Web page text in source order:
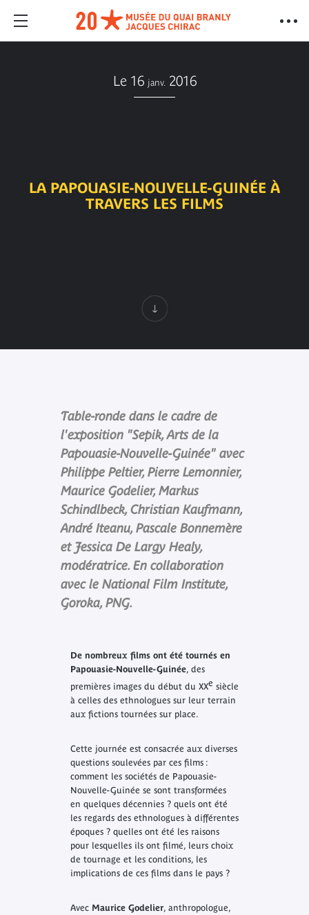
Le 16 janv. 2016
LA PAPOUASIE-NOUVELLE-GUINÉE À
TRAVERS LES FILMS
Table-ronde dans le cadre de
l'exposition "Sepik, Arts de la
Papouasie-Nouvelle-Guinée" avec
Philippe Peltier, Pierre Lemonnier,
Maurice Godelier, Markus
Schindlbeck, Christian Kaufmann,
André Iteanu, Pascale Bonnemère
et Jessica De Largy Healy,
modératrice. En collaboration
avec le National Film Institute,
Goroka, PNG.
De nombreux films ont été tournés en
Papouasie-Nouvelle-Guinée, des
premières images du début du XXe siècle
à celles des ethnologues sur leur terrain
aux fictions tournées sur place.
Cette journée est consacrée aux diverses
questions soulevées par ces films :
comment les sociétés de Papouasie-
Nouvelle-Guinée se sont transformées
en quelques décennies ? quels ont été
les regards des ethnologues à différentes
époques ? quelles ont été les raisons
pour lesquelles ils ont filmé, leurs choix
de tournage et les conditions, les
implications de ces films dans le pays ?
Avec Maurice Godelier, anthropologue,